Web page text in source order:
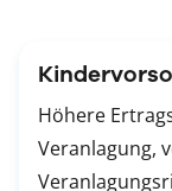
Höhere
Veranlagung,